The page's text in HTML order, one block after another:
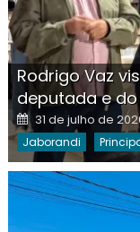
Rodrigo Vaz
deputada e
Posted
on
31 de julho de
Jaborandi